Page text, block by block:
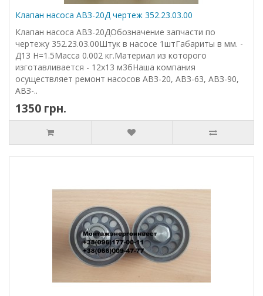
Клапан насоса АВЗ-20Д чертеж 352.23.03.00
Клапан насоса АВЗ-20ДОбозначение запчасти по
чертежу 352.23.03.00Штук в насосе 1штГабариты в мм. -
Д13 Н=1.5Масса 0.002 кг.Материал из которого
изготавливается - 12х13 м3бНаша компания
осуществляет ремонт насосов АВЗ-20, АВЗ-63, АВЗ-90,
АВЗ-..
1350 грн.